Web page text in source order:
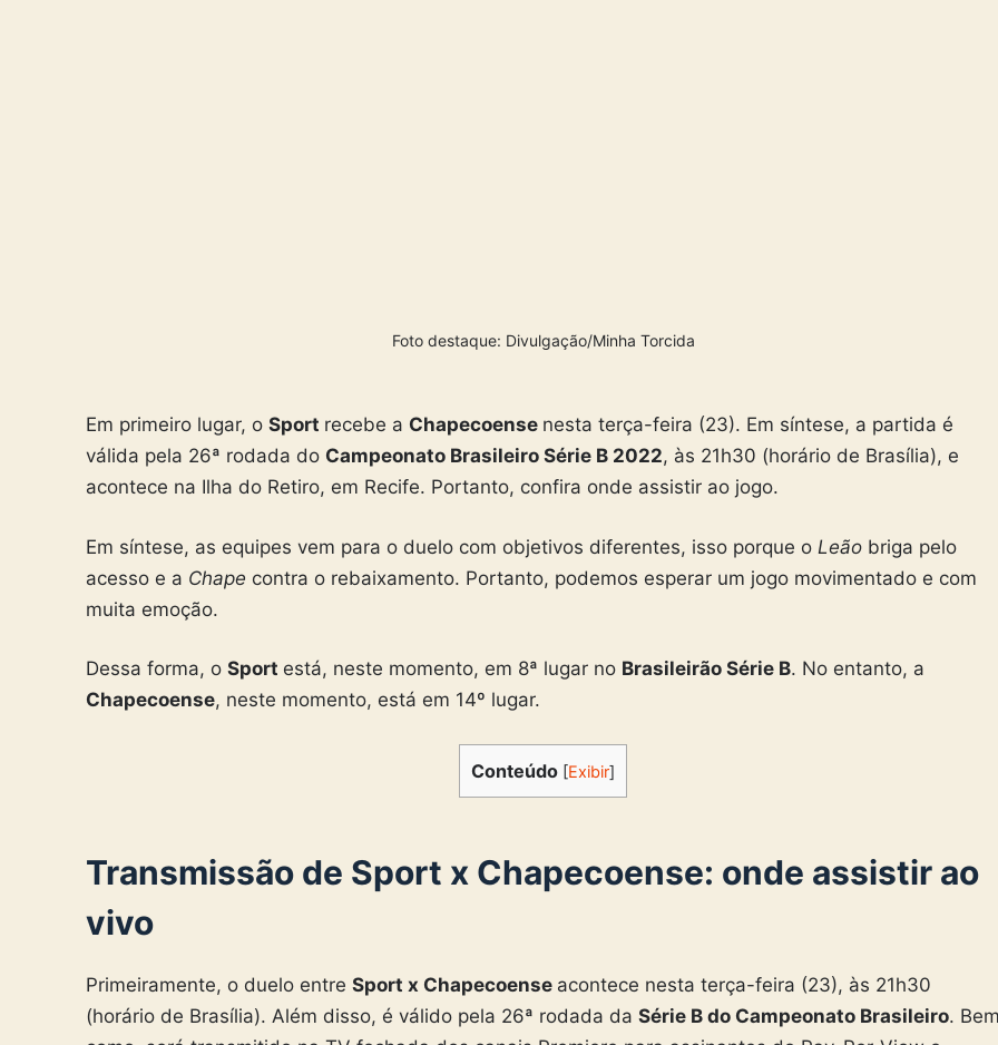
Foto destaque: Divulgação/Minha Torcida
Em primeiro lugar, o Sport recebe a Chapecoense nesta terça-feira (23). Em síntese, a partida é
válida pela 26ª rodada do Campeonato Brasileiro Série B 2022, às 21h30 (horário de Brasília), e
acontece na Ilha do Retiro, em Recife. Portanto, confira onde assistir ao jogo.
Em síntese, as equipes vem para o duelo com objetivos diferentes, isso porque o Leão briga pelo
acesso e a Chape contra o rebaixamento. Portanto, podemos esperar um jogo movimentado e com
muita emoção.
Dessa forma, o Sport está, neste momento, em 8ª lugar no Brasileirão Série B. No entanto, a
Chapecoense, neste momento, está em 14º lugar.
Conteúdo [Exibir]
Transmissão de Sport x Chapecoense: onde assistir ao
vivo
Primeiramente, o duelo entre Sport x Chapecoense acontece nesta terça-feira (23), às 21h30
(horário de Brasília). Além disso, é válido pela 26ª rodada da Série B do Campeonato Brasileiro.